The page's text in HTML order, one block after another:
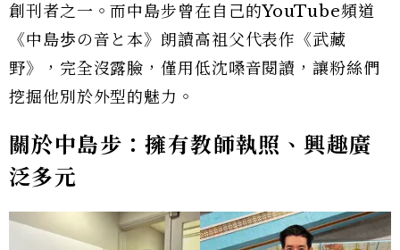
創刊者之一。而中島步曾在自己的YouTube頻道
《中島歩の音と本》朗讀高祖父代表作《武藏
野》，完全沒露臉，僅用低沈嗓音閱讀，讓粉絲們
挖掘他別於外型的魅力。
關於中島步：擁有教師執照、興趣廣
泛多元